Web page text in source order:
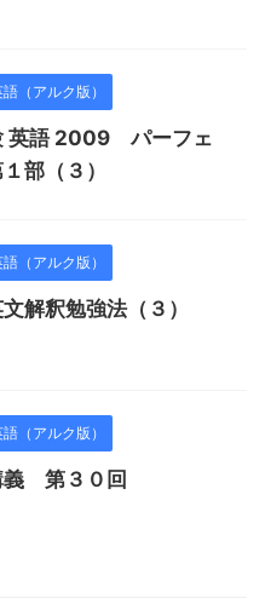
（アルク版）
英語 2009 パーフェ
部（３）
（アルク版）
解釈勉強法（３）
（アルク版）
義 第３０回